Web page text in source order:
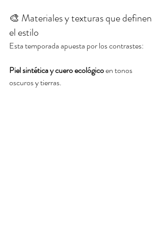
🎨 Materiales y texturas que definen
el estilo
Esta temporada apuesta por los contrastes:
Piel sintética y cuero ecológico en tonos
oscuros y tierras.